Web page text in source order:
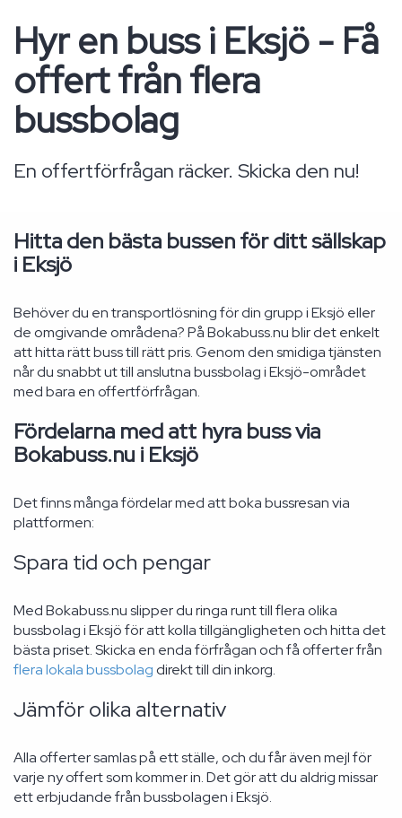
Hyr en buss i Eksjö - Få
offert från flera
bussbolag
En offertförfrågan räcker. Skicka den nu!
Hitta den bästa bussen för ditt sällskap
i Eksjö
Behöver du en transportlösning för din grupp i Eksjö eller
de omgivande områdena? På Bokabuss.nu blir det enkelt
att hitta rätt buss till rätt pris. Genom den smidiga tjänsten
når du snabbt ut till anslutna bussbolag i Eksjö-området
med bara en offertförfrågan.
Fördelarna med att hyra buss via
Bokabuss.nu i Eksjö
Det finns många fördelar med att boka bussresan via
plattformen:
Spara tid och pengar
Med Bokabuss.nu slipper du ringa runt till flera olika
bussbolag i Eksjö för att kolla tillgängligheten och hitta det
bästa priset. Skicka en enda förfrågan och få offerter från
flera lokala bussbolag direkt till din inkorg.
Jämför olika alternativ
Alla offerter samlas på ett ställe, och du får även mejl för
varje ny offert som kommer in. Det gör att du aldrig missar
ett erbjudande från bussbolagen i Eksjö.